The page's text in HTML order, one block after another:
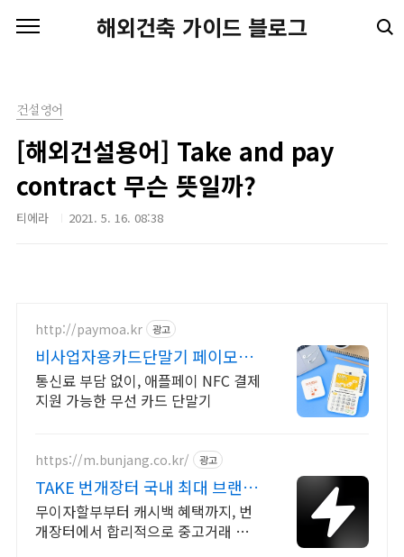
해외건축 가이드 블로그
건설영어
[해외건설용어] Take and pay
contract 무슨 뜻일까?
티에라 2021. 5. 16. 08:38
http://paymoa.kr 광고
비사업자용카드단말기 페이모아
단말기 어디까지 알아봤니?
통신료 부담 없이, 애플페이 NFC 결제
지원 가능한 무선 카드 단말기
https://m.bunjang.co.kr/ 광고
TAKE 번개장터 국내 최대 브랜드
중고거래
무이자할부부터 캐시백 혜택까지, 번
개장터에서 합리적으로 중고거래 하